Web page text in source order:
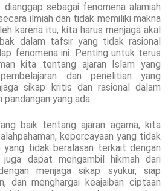
sebagai fenomena alamiah
ilmiah dan tidak memiliki makna
karena itu, kita harus menjaga akal
dalam tafsir yang tidak rasional
fenomena ini. Penting untuk terus
kita tentang ajaran Islam yang
dan penelitian yang
sikap kritis dan rasional dalam
yang ada.
baik tentang ajaran agama, kita
kepercayaan yang tidak
yang tidak beralasan terkait dengan
dapat mengambil hikmah dari
menjaga sikap syukur, siap
dan menghargai keajaiban ciptaan